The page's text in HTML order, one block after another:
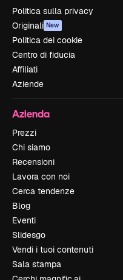
Politica sulla privacy
Originali New
Politica dei cookie
Centro di fiducia
Affiliati
Aziende
Azienda
Prezzi
Chi siamo
Recensioni
Lavora con noi
Cerca tendenze
Blog
Eventi
Slidesgo
Vendi i tuoi contenuti
Sala stampa